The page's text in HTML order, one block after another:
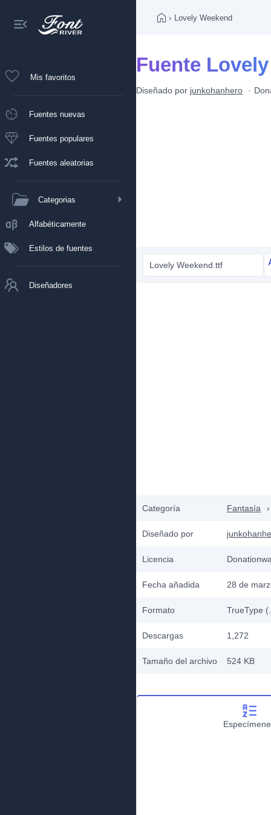
Mis favoritos
Fuentes nuevas
Fuentes populares
Fuentes aleatorias
Categorias
Alfabéticamente
Estilos de fuentes
Diseñadores
› Lovely Weekend
Fuente
Diseñado por junkohanhero
Lovely Weekend.ttf
Categoría Fantasía ›
Diseñado por
Licencia
Fecha añadida 28 de
Formato TrueType
Descargas 1,272
Tamaño del archivo 524 KB